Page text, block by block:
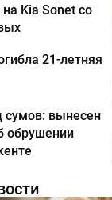
Kia Sonet со
21-летняя
сумов: вынесен
обрушении